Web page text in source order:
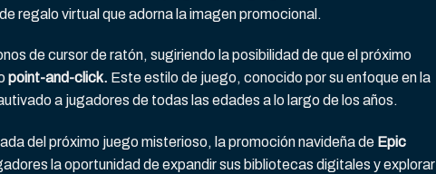
regalo virtual que adorna la imagen promocional.
de cursor de ratón, sugiriendo la posibilidad de que el próximo
point-and-click. Este estilo de juego, conocido por su enfoque en la
a jugadores de todas las edades a lo largo de los años.
del próximo juego misterioso, la promoción navideña de Epic
la oportunidad de expandir sus bibliotecas digitales y explorar